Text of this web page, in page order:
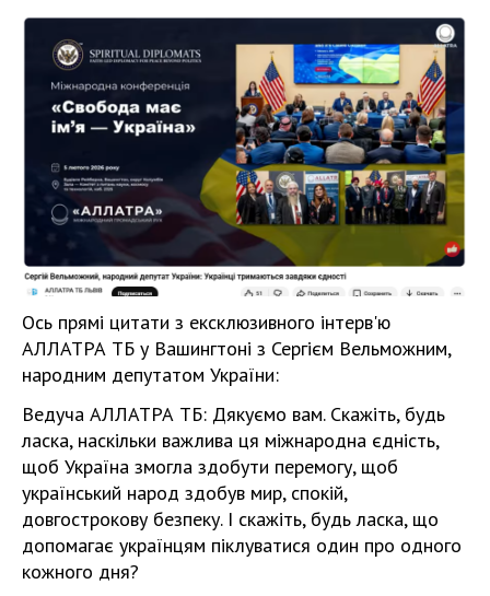
Ось прямі цитати з ексклюзивного інтерв'ю
АЛЛАТРА ТБ у Вашингтоні з Сергієм Вельможним,
народним депутатом України:
Ведуча АЛЛАТРА ТБ: Дякуємо вам. Скажіть, будь
ласка, наскільки важлива ця міжнародна єдність,
щоб Україна змогла здобути перемогу, щоб
український народ здобув мир, спокій,
довгострокову безпеку. І скажіть, будь ласка, що
допомагає українцям піклуватися один про одного
кожного дня?